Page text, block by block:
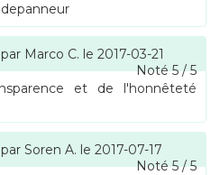
par Marco C. le 2017-03-21
Noté5/5
et de l'honnêteté
par Soren A. le 2017-07-17
Noté5/5